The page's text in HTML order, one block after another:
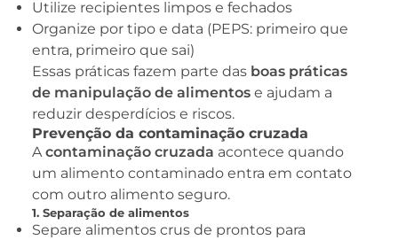
Utilize recipientes limpos e fechados
Organize por tipo e data (PEPS: primeiro que
entra, primeiro que sai)
Essas práticas fazem parte das boas práticas
de manipulação de alimentos e ajudam a
reduzir desperdícios e riscos.
Prevenção da contaminação cruzada
Acontaminação cruzada acontece quando
um alimento contaminado entra em contato
com outro alimento seguro.
1. Separação de alimentos
Separe alimentos crus de prontos para